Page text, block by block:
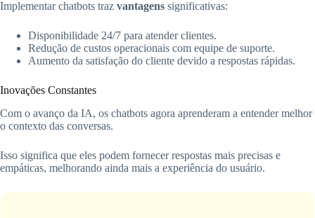
Implementar chatbots traz vantagens significativas:
Disponibilidade 24/7 para atender clientes.
Redução de custos operacionais com equipe de suporte.
Aumento da satisfação do cliente devido a respostas rápidas.
Inovações Constantes
Com o avanço da IA, os chatbots agora aprenderam a entender melhor
o contexto das conversas.
Isso significa que eles podem fornecer respostas mais precisas e
empáticas, melhorando ainda mais a experiência do usuário.